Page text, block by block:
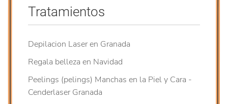
Tratamientos
Depilacion Laser en Granada
Regala belleza en Navidad
Peelings (pelings) Manchas en la Piel y Cara -
Cenderlaser Granada